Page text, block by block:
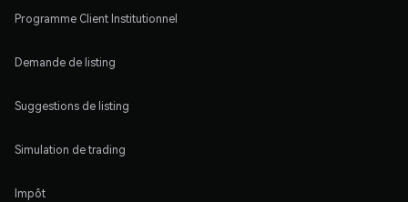
Programme Client Institutionnel
Demande de listing
Suggestions de listing
Simulation de trading
Impôt